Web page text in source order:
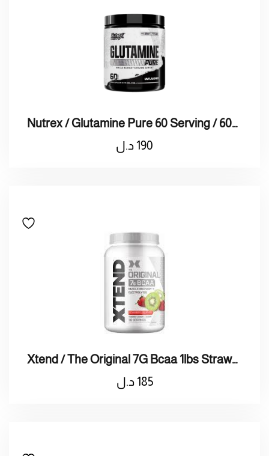
Nutrex / Glutamine Pure 60 Serving / 60نيتريكس قلوتامين
190د.ل
Xtend / The Original 7G Bcaa 1lbs Strawberry Kiwi اكس تاند / بروتين الأصلي 7 جرام الفراولة والكيوي
185 د.ل